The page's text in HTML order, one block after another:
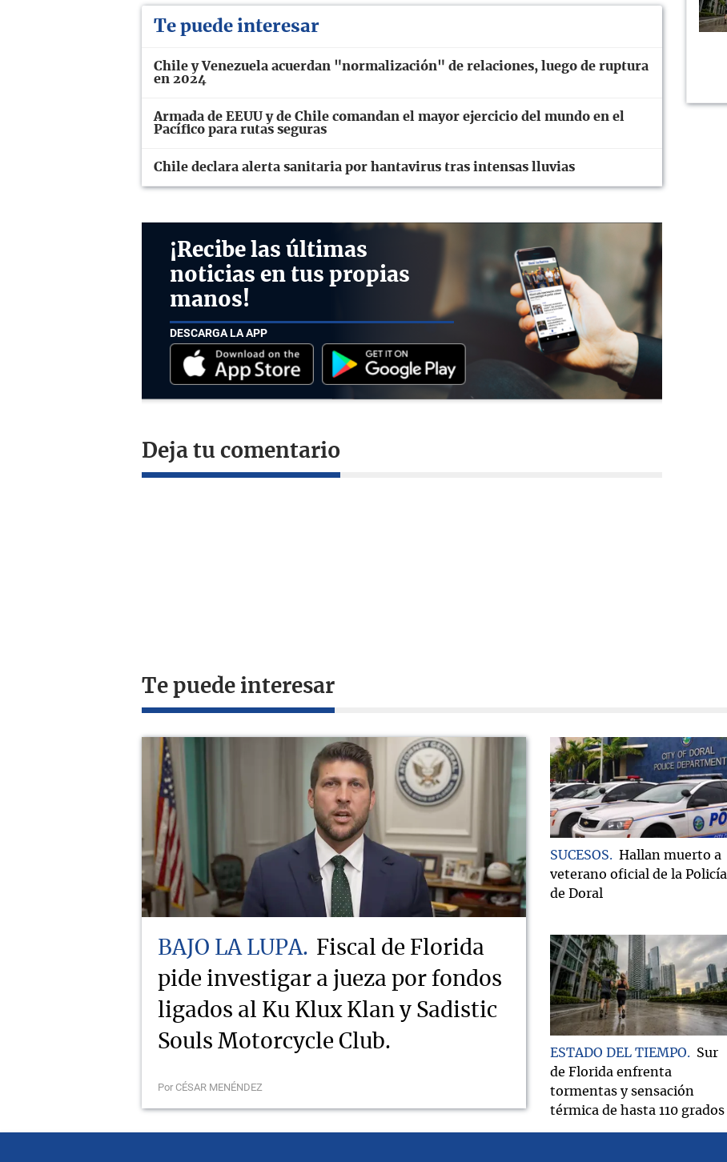
Te puede interesar
Chile y Venezuela acuerdan "normalización" de relaciones, luego de ruptura
en 2024
Armada de EEUU y de Chile comandan el mayor ejercicio del mundo en el
Pacífico para rutas seguras
Chile declara alerta sanitaria por hantavirus tras intensas lluvias
¡Recibe las últimas
noticias en tus propias
manos!
DESCARGA LA APP
Deja tu comentario
Te puede interesar
BAJO LA LUPA
Fiscal de Florida
pide investigar a jueza por fondos
ligados al Ku Klux Klan y Sadistic
Souls Motorcycle Club.
Por CÉSAR MENÉNDEZ
SUCESOS
Hallan muerto a
veterano oficial de la Policía
de Doral
ESTADO DEL TIEMPO
Sur
de Florida enfrenta
tormentas y sensación
térmica de hasta 110 grados